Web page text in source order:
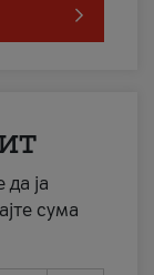
да ја
сума